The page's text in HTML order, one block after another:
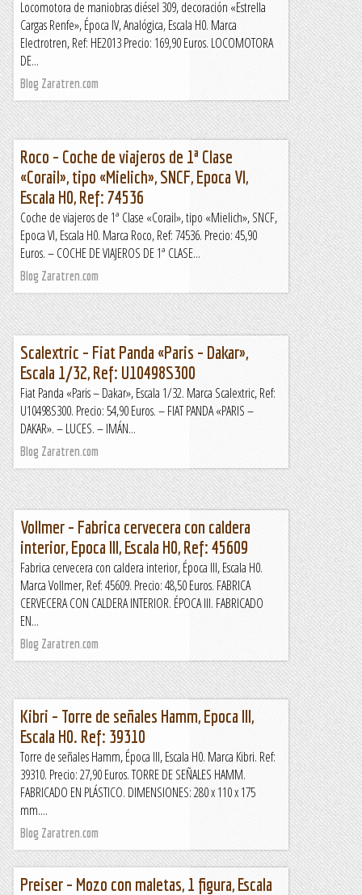
Locomotora de maniobras diésel 309, decoración «Estrella
Cargas Renfe», Época IV, Analógica, Escala H0. Marca
Electrotren, Ref: HE2013 Precio: 169,90 Euros. LOCOMOTORA
DE...
Blog Zaratren.com
Roco – Coche de viajeros de 1ª Clase
«Corail», tipo «Mielich», SNCF, Epoca VI,
Escala H0, Ref: 74536
Coche de viajeros de 1ª Clase «Corail», tipo «Mielich», SNCF,
Epoca VI, Escala H0. Marca Roco, Ref: 74536. Precio: 45,90
Euros. – COCHE DE VIAJEROS DE 1ª CLASE...
Blog Zaratren.com
Scalextric – Fiat Panda «Paris – Dakar»,
Escala 1/32, Ref: U10498S300
Fiat Panda «Paris – Dakar», Escala 1/32. Marca Scalextric, Ref:
U10498S300. Precio: 54,90 Euros. – FIAT PANDA «PARIS –
DAKAR». – LUCES. – IMÁN...
Blog Zaratren.com
Vollmer – Fabrica cervecera con caldera
interior, Epoca III, Escala H0, Ref: 45609
Fabrica cervecera con caldera interior, Época III, Escala H0.
Marca Vollmer, Ref: 45609. Precio: 48,50 Euros. FABRICA
CERVECERA CON CALDERA INTERIOR. ÉPOCA III. FABRICADO
EN...
Blog Zaratren.com
Kibri – Torre de señales Hamm, Epoca III,
Escala H0. Ref: 39310
Torre de señales Hamm, Época III, Escala H0. Marca Kibri. Ref:
39310. Precio: 27,90 Euros. TORRE DE SEÑALES HAMM.
FABRICADO EN PLÁSTICO. DIMENSIONES: 280 x 110 x 175
mm....
Blog Zaratren.com
Preiser – Mozo con maletas, 1 figura, Escala